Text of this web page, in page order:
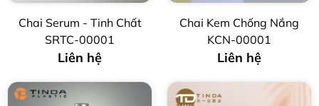
Chai Serum - Tinh Chất
SRTC-00001
Liên hệ
Chai Kem Chống Nắng
KCN-00001
Liên hệ